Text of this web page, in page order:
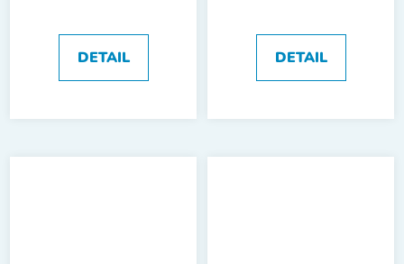
10x25 mm
DETAIL
12x28 mm
DETAIL